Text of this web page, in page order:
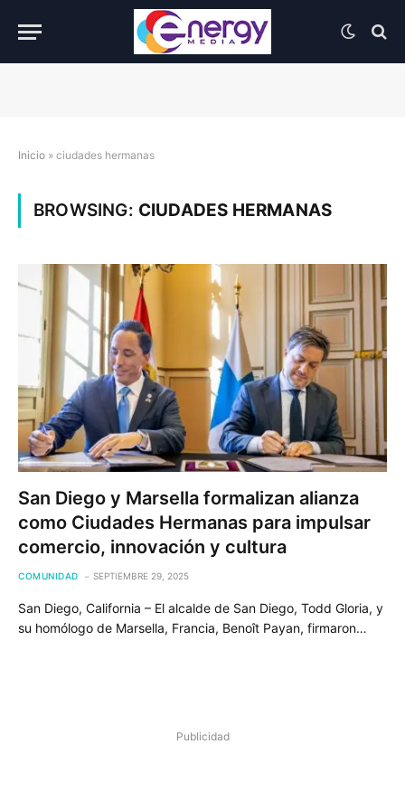
Inicio » ciudades hermanas
BROWSING: CIUDADES HERMANAS
San Diego y Marsella formalizan alianza
como Ciudades Hermanas para impulsar
comercio, innovación y cultura
COMUNIDAD SEPTIEMBRE 29, 2025
San Diego, California – El alcalde de San Diego, Todd Gloria, y
su homólogo de Marsella, Francia, Benoît Payan, firmaron…
Publicidad